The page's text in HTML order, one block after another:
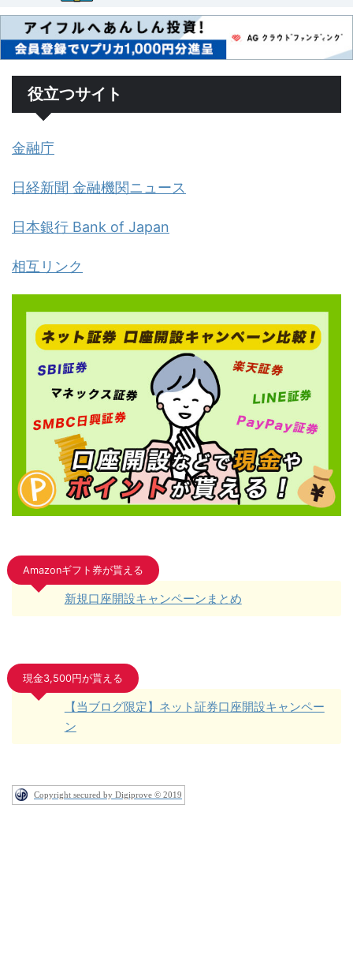
役立つサイト
金融庁
日経新聞 金融機関ニュース
日本銀行 Bank of Japan
相互リンク
Amazonギフト券が貰える
新規口座開設キャンペーンまとめ
現金3,500円が貰える
【当ブログ限定】ネット証券口座開設キャンペー
ン
Copyright secured by Digiprove © 2019